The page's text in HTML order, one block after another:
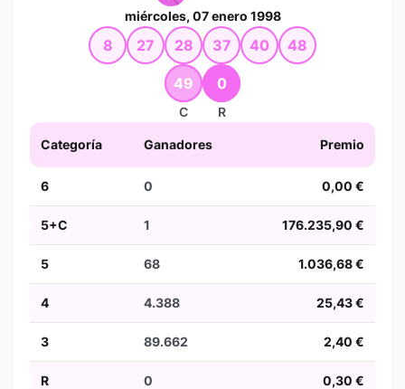
miércoles, 07 enero 1998
8 27 28 37 40 48
49
C
0
R
Categoría Ganadores Premio
6 0 0,00 €
5+C 1 176.235,90 €
5 68 1.036,68 €
4 4.388 25,43 €
3 89.662 2,40 €
R 0 0,30 €